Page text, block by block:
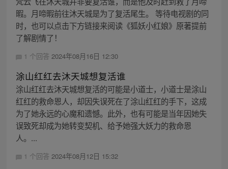
暇。月啼暇前往沐天城是为了复活尾生。 等待电视剧的同
时，也可以点击下方链接来阅读《狐妖小红娘》原著提前
了解剧情了！
1 个回答 2024年08月16日 12:30
涂山红红去沐天城想复活谁
涂山红红去沐天城想复活的可能是小道士，小道士是涂山
红红的救命恩人，却因失误死在了涂山红红的手下，这成
为了她永远的心魔和遗憾。此外，也有可能是当年因她失
误致死却成为她转变契机、给予她强大妖力的救命恩
人。...
1 个回答 2024年08月12日 15:32